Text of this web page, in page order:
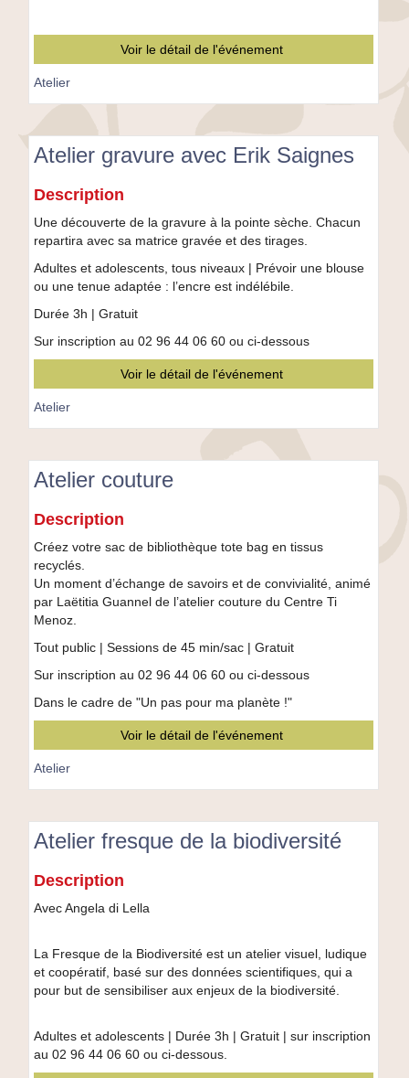
»
Voir le détail de l'événement
Atelier
Atelier gravure avec Erik Saignes
gravure
avec
Erik
Description
Une découverte de la gravure à la pointe sèche. Chacun
repartira avec sa matrice gravée et des tirages.
Adultes et adolescents, tous niveaux | Prévoir une blouse
ou une tenue adaptée : l’encre est indélébile.
Durée 3h | Gratuit
Sur inscription au 02 96 44 06 60 ou ci-dessous
Voir le détail de l'événement
Atelier
Atelier couture
couture
Description
Créez votre sac de bibliothèque tote bag en tissus
recyclés.
Un moment d’échange de savoirs et de convivialité, animé
par Laëtitia Guannel de l’atelier couture du Centre Ti
Menoz.
Tout public | Sessions de 45 min/sac | Gratuit
Sur inscription au 02 96 44 06 60 ou ci-dessous
Dans le cadre de "Un pas pour ma planète !"
Voir le détail de l'événement
Atelier
Atelier fresque de la biodiversité
fresque
de
Description
Avec Angela di Lella
La Fresque de la Biodiversité est un atelier visuel, ludique
et coopératif, basé sur des données scientifiques, qui a
pour but de sensibiliser aux enjeux de la biodiversité.
Adultes et adolescents | Durée 3h | Gratuit | sur inscription
au 02 96 44 06 60 ou ci-dessous.